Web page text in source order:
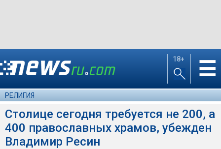
18+ ☰
РЕЛИГИЯ
Столице сегодня требуется не 200, а
400 православных храмов, убежден
Владимир Ресин